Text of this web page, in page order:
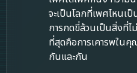
จะเป็นโลกที่เพศไหนเ
การกดขี่ล้วนเป็นสิ่งที่ไ
ที่สุดคือการเคารพใน
กันและกัน